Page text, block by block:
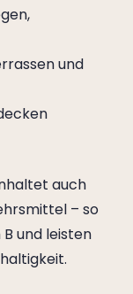
und
auch
– so
und leisten